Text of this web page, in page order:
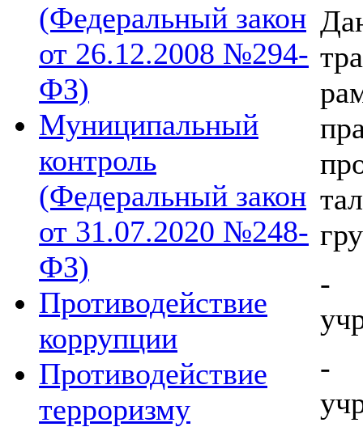
(Федеральный закон
от 26.12.2008 №294-
ФЗ)
Муниципальный
контроль
(Федеральный закон
от 31.07.2020 №248-
ФЗ)
Противодействие
коррупции
Противодействие
терроризму
-
-